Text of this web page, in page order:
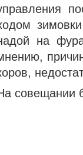
на
совещании